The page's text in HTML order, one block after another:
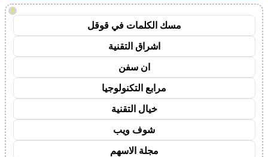
!
مسك الكلمات في قوقل
اشراق التقنية
ان سفن
مرابع التكنولوجيا
خيال التقنية
شوف ويب
مجلة الاسهم